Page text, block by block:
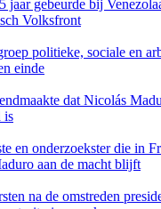
jaar gebeurde bij
Volksfront
politieke, sociale en
einde
dat Nicolás
is
en onderzoekster die in
aan de macht blijft
na de omstreden